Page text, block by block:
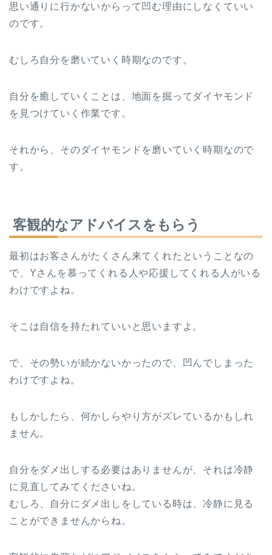
思い通りに行かないからって凹む理由にしなくていい
のです。
むしろ自分を磨いていく時期なのです。
自分を癒していくことは、地面を掘ってダイヤモンド
を見つけていく作業です。
それから、そのダイヤモンドを磨いていく時期なので
す。
客観的なアドバイスをもらう
最初はお客さんがたくさん来てくれたということなの
で、Yさんを慕ってくれる人や応援してくれる人がいる
わけですよね。
そこは自信を持たれていいと思いますよ。
で、その勢いが続かないかったので、凹んでしまった
わけですよね。
もしかしたら、何かしらやり方がズレているかもしれ
ません。
自分をダメ出しする必要はありませんが、それは冷静
に見直してみてくださいね。
むしろ、自分にダメ出しをしている時は、冷静に見る
ことができませんからね。